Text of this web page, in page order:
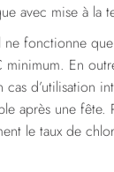
avec mise à la
ne fonctionne
minimum. En
d’utilisation
après une fête.
le taux de